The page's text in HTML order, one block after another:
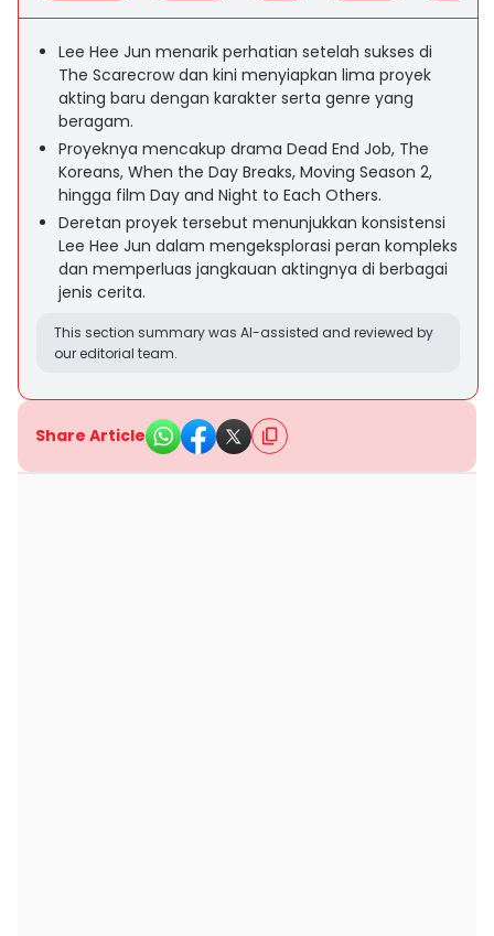
Lee Hee Jun menarik perhatian setelah sukses di
The Scarecrow dan kini menyiapkan lima proyek
akting baru dengan karakter serta genre yang
beragam.
Proyeknya mencakup drama Dead End Job, The
Koreans, When the Day Breaks, Moving Season 2,
hingga film Day and Night to Each Others.
Deretan proyek tersebut menunjukkan konsistensi
Lee Hee Jun dalam mengeksplorasi peran kompleks
dan memperluas jangkauan aktingnya di berbagai
jenis cerita.
This section summary was AI-assisted and reviewed by
our editorial team.
Share Article